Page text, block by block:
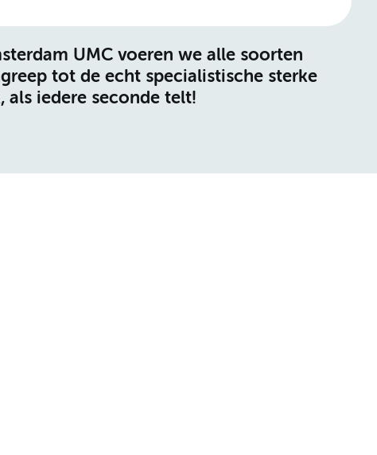
UMC voeren we alle soorten
tot de echt specialistische sterke
als iedere seconde telt!